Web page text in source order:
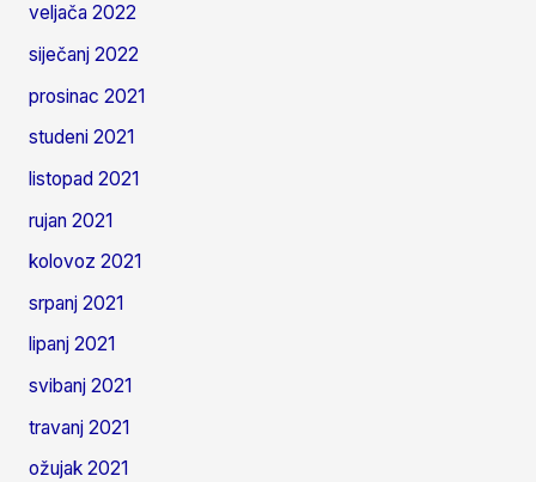
veljača 2022
siječanj 2022
prosinac 2021
studeni 2021
listopad 2021
rujan 2021
kolovoz 2021
srpanj 2021
lipanj 2021
svibanj 2021
travanj 2021
ožujak 2021